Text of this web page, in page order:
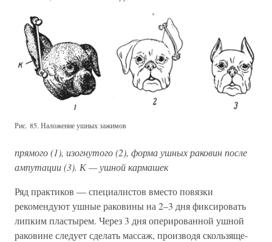
Рис. 85. Наложение ушных зажимов
прямого (1), изогнутого (2), форма ушных раковин после
ампутации (3). К — ушной кармашек
Ряд практиков — специалистов вместо повязки
рекомендуют ушные раковины на 2–3 дня фиксировать
липким пластырем. Через 3 дня оперированной ушной
раковине следует сделать массаж, производя скользяще-